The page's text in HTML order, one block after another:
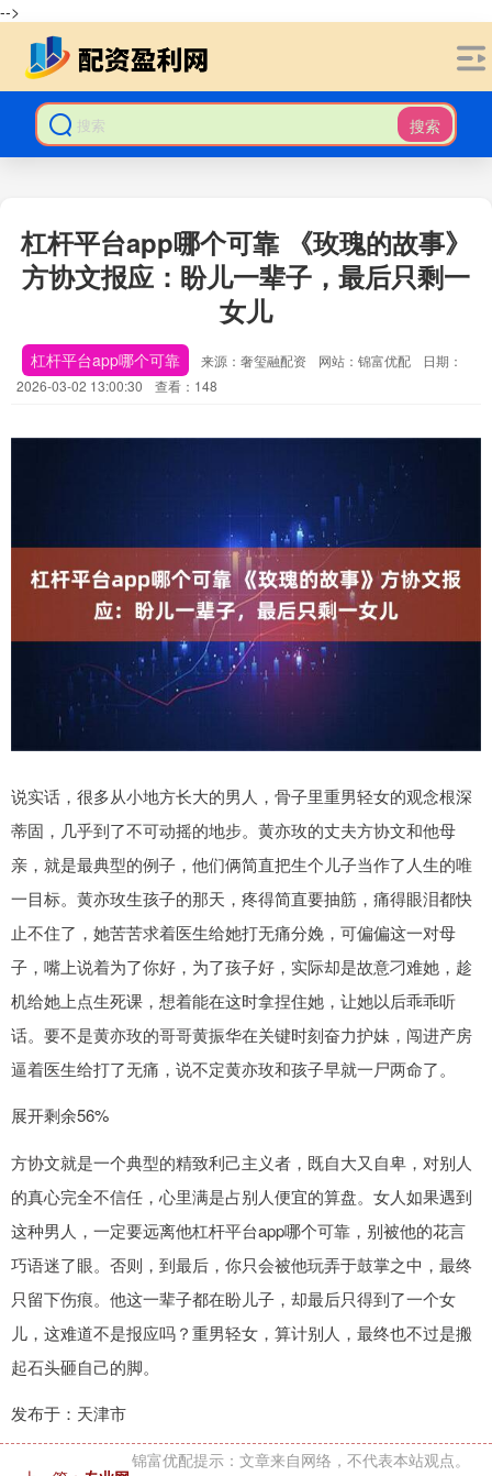
-->
搜索
杠杆平台app哪个可靠 《玫瑰的故事》
方协文报应：盼儿一辈子，最后只剩一
女儿
杠杆平台app哪个可靠 来源：奢玺融配资 网站：锦富优配
日期：
2026-03-02 13:00:30
查看：148
说实话，很多从小地方长大的男人，骨子里重男轻女的观念根深
蒂固，几乎到了不可动摇的地步。黄亦玫的丈夫方协文和他母
亲，就是最典型的例子，他们俩简直把生个儿子当作了人生的唯
一目标。黄亦玫生孩子的那天，疼得简直要抽筋，痛得眼泪都快
止不住了，她苦苦求着医生给她打无痛分娩，可偏偏这一对母
子，嘴上说着为了你好，为了孩子好，实际却是故意刁难她，趁
机给她上点生死课，想着能在这时拿捏住她，让她以后乖乖听
话。要不是黄亦玫的哥哥黄振华在关键时刻奋力护妹，闯进产房
逼着医生给打了无痛，说不定黄亦玫和孩子早就一尸两命了。
展开剩余56%
方协文就是一个典型的精致利己主义者，既自大又自卑，对别人
的真心完全不信任，心里满是占别人便宜的算盘。女人如果遇到
这种男人，一定要远离他杠杆平台app哪个可靠，别被他的花言
巧语迷了眼。否则，到最后，你只会被他玩弄于鼓掌之中，最终
只留下伤痕。他这一辈子都在盼儿子，却最后只得到了一个女
儿，这难道不是报应吗？重男轻女，算计别人，最终也不过是搬
起石头砸自己的脚。
发布于：天津市
锦富优配提示：文章来自网络，不代表本站观点。